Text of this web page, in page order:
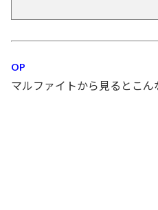
OP
マルファイトから見るとこん